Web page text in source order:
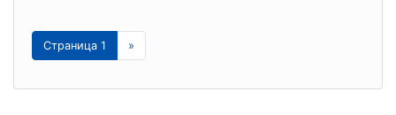
Страница 1 »